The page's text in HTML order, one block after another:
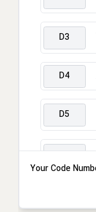
D3
D4
D5
D6
Your Code